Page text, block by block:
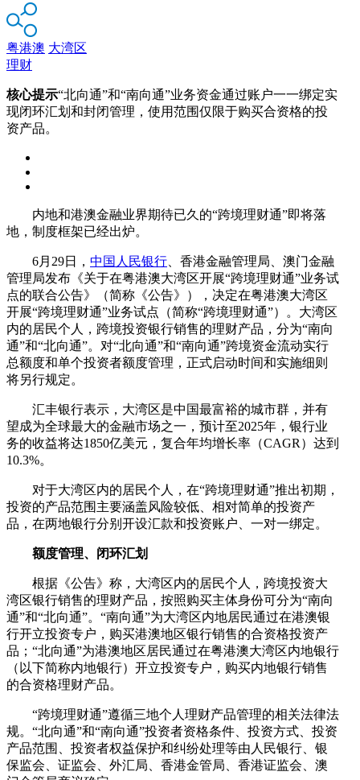
粤港澳 大湾区
理财
核心提示“北向通”和“南向通”业务资金通过账户一一绑定实
现闭环汇划和封闭管理，使用范围仅限于购买合资格的投
资产品。
内地和港澳金融业界期待已久的“跨境理财通”即将落
地，制度框架已经出炉。
6月29日， 中国人民银行 、香港金融管理局、澳门金融
管理局发布《关于在粤港澳大湾区开展“跨境理财通”业务试
点的联合公告》（简称《公告》），决定在粤港澳大湾区
开展“跨境理财通”业务试点（简称“跨境理财通”）。大湾区
内的居民个人，跨境投资银行销售的理财产品，分为“南向
通”和“北向通”。对“北向通”和“南向通”跨境资金流动实行
总额度和单个投资者额度管理，正式启动时间和实施细则
将另行规定。
汇丰银行表示，大湾区是中国最富裕的城市群，并有
望成为全球最大的金融市场之一，预计至2025年，银行业
务的收益将达1850亿美元，复合年均增长率（CAGR）达到
10.3%。
对于大湾区内的居民个人，在“跨境理财通”推出初期，
投资的产品范围主要涵盖风险较低、相对简单的投资产
品，在两地银行分别开设汇款和投资账户、一对一绑定。
额度管理、闭环汇划
根据《公告》称，大湾区内的居民个人，跨境投资大
湾区银行销售的理财产品，按照购买主体身份可分为“南向
通”和“北向通”。“南向通”为大湾区内地居民通过在港澳银
行开立投资专户，购买港澳地区银行销售的合资格投资产
品；“北向通”为港澳地区居民通过在粤港澳大湾区内地银行
（以下简称内地银行）开立投资专户，购买内地银行销售
的合资格理财产品。
“跨境理财通”遵循三地个人理财产品管理的相关法律法
规。“北向通”和“南向通”投资者资格条件、投资方式、投资
产品范围、投资者权益保护和纠纷处理等由人民银行、银
保监会、证监会、外汇局、香港金管局、香港证监会、澳